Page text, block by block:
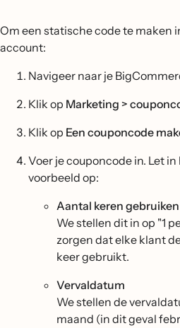
Om een statische code te maken
account:
Navigeer naar je
Klik op Marketing >
Klik op Een couponcode
Voer je couponcode in. Let
voorbeeld op:
Aantal keren gebruiken
We stellen dit in op "1
zorgen dat elke klant
keer gebruikt.
Vervaldatum
We stellen de
maand (in dit geval